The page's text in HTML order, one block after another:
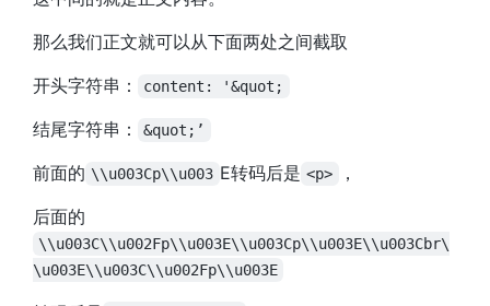
那么我们正文就可以从下面两处之间截取
开头字符串：
content: '&quot;
结尾字符串： &quot;’
前面的 \\u003Cp\\u003 E转码后是 <p>
，
后面的
\\u003C\\u002Fp\\u003E\\u003Cp\\u003E\\u003Cbr\
\u003E\\u003C\\u002Fp\\u003E